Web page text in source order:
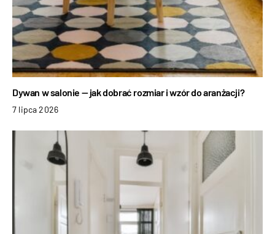
Dywan w salonie — jak dobrać rozmiar i wzór do aranżacji?
7 lipca 2026